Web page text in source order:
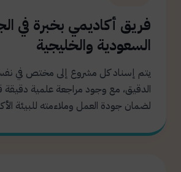
فريق أكاديمي بخبرة في
السعودية والخليجية
يتم إسناد كل مشروع إلى مختص في
الدقيق، مع وجود مراجعة علمية دقيقة
لضمان جودة العمل وملاءمته للبيئة